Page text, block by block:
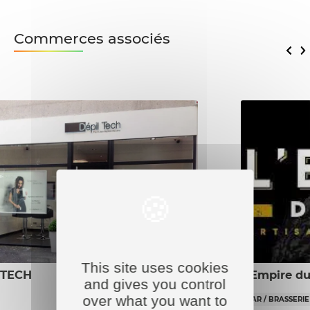
This site uses cookies
and gives you control
over what you want to
Commerces associés
L’Empire
BAR / BRASSERIE